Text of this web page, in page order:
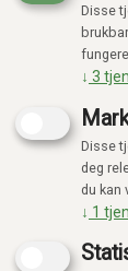
Produkter
Kategorier
Viser 193
Disse
↓ 3
Disse
deg
du kan
↓ 1